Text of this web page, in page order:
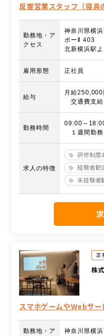
反響営業スタッフ（寝具
勤務地・ア
クセス
神奈川県横
ボーⅡ 403
北新横浜駅
雇用形態 正社員
給与
月給250,000
交通費支給
勤務時間
09:00～
１週間勤務
求人の特徴
研修制度
経験者歓
未経験者
正
株
スマホゲームやWebサ
勤務地・ア
神奈川県横